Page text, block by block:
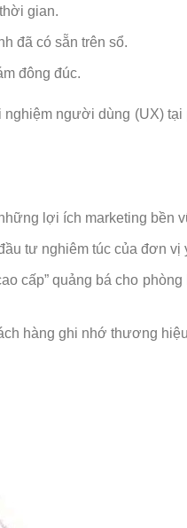
gian.
đã có sẵn trên sổ.
đông đúc.
nghiệm người dùng (UX)
lợi ích marketing bền
tư nghiêm túc của đơn vị
cấp” quảng bá cho
hàng ghi nhớ thương